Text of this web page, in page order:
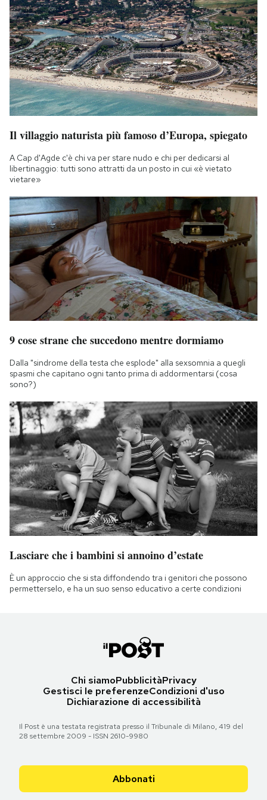
Il villaggio naturista più famoso d’Europa, spiegato
A Cap d'Agde c'è chi va per stare nudo e chi per dedicarsi al
libertinaggio: tutti sono attratti da un posto in cui «è vietato
vietare»
9 cose strane che succedono mentre dormiamo
Dalla "sindrome della testa che esplode" alla sexsomnia a quegli
spasmi che capitano ogni tanto prima di addormentarsi (cosa
sono?)
Lasciare che i bambini si annoino d’estate
È un approccio che si sta diffondendo tra i genitori che possono
permetterselo, e ha un suo senso educativo a certe condizioni
Chi siamoPubblicitàPrivacy
Gestisci le preferenzeCondizioni d'uso
Dichiarazione di accessibilità
Il Post è una testata registrata presso il Tribunale di Milano, 419 del
28 settembre 2009 - ISSN 2610-9980
Abbonati